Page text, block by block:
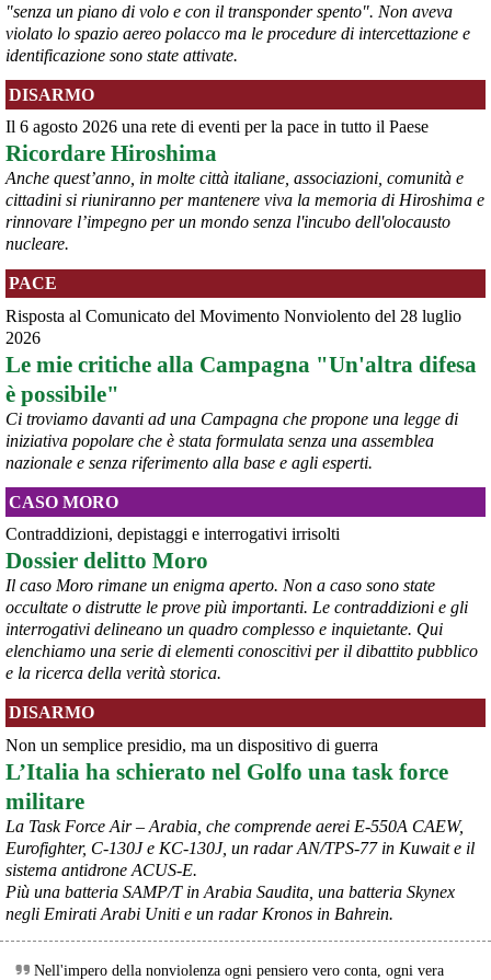
@peacelink - 6/8/2026 7:50
retepacedisarmo.org/2026/missi
Il Parlamento è stato tenuto praticamente all’oscuro del
dispiegamento di uomini e mezzi verso il regno saudita e in un
contesto di conflitto aperto nella regione.
#disarmo #noguerra #pcknews
@peacelink - 6/8/2026 5:38
ilmanifesto.it/guerra-a-debito
Ieri il parlamento ha approvato le risoluzioni della maggioranza che
impegnano il governo ad avviare le procedure per chiedere
all’Unione europea di attivare la clausola di salvaguardia nazionale
per lo scostamento di bilancio. Si tratta, in un triennio, dello 0,6%
del Pil per investimenti in transizione energetica e dello 0,9% in
materia di spese militari. In totale si parla di circa 36 miliardi, 14 per
l’energia e 22 per la difesa da qui al 2028.
#spesemilitari
“Raid sui magazzini nella regione di Mosca. Una ventina i depositi
"senza un piano di volo e con il transponder spento". Non aveva
violato lo spazio aereo polacco ma le procedure di intercettazione e
identificazione sono state attivate.
DISARMO
Il 6 agosto 2026 una rete di eventi per la pace in tutto il Paese
Ricordare Hiroshima
Anche quest’anno, in molte città italiane, associazioni, comunità e
cittadini si riuniranno per mantenere viva la memoria di Hiroshima e
rinnovare l’impegno per un mondo senza l'incubo dell'olocausto
nucleare.
PACE
Risposta al Comunicato del Movimento Nonviolento del 28 luglio
2026
Le mie critiche alla Campagna "Un'altra difesa
è possibile"
Ci troviamo davanti ad una Campagna che propone una legge di
iniziativa popolare che è stata formulata senza una assemblea
nazionale e senza riferimento alla base e agli esperti.
CASO MORO
Contraddizioni, depistaggi e interrogativi irrisolti
Dossier delitto Moro
Il caso Moro rimane un enigma aperto. Non a caso sono state
occultate o distrutte le prove più importanti. Le contraddizioni e gli
interrogativi delineano un quadro complesso e inquietante. Qui
elenchiamo una serie di elementi conoscitivi per il dibattito pubblico
e la ricerca della verità storica.
DISARMO
Non un semplice presidio, ma un dispositivo di guerra
L’Italia ha schierato nel Golfo una task force
militare
La Task Force Air – Arabia, che comprende aerei E-550A CAEW,
Eurofighter, C-130J e KC-130J, un radar AN/TPS-77 in Kuwait e il
sistema antidrone ACUS-E.
Più una batteria SAMP/T in Arabia Saudita, una batteria Skynex
negli Emirati Arabi Uniti e un radar Kronos in Bahrein.
Nell'impero della nonviolenza ogni pensiero vero conta, ogni vera